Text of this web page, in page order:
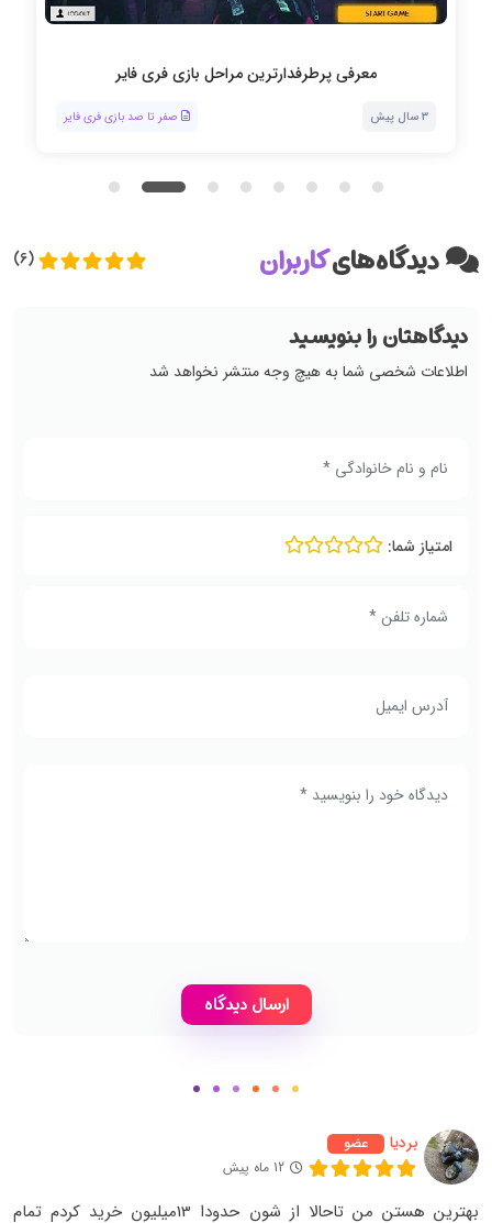
معرفی پرطرفدارترین مراحل بازی فری فایر
3 سال پیش صفر تا صد بازی فری فایر
دیدگاه‌هایکاربران (6)
دیدگاهتان را بنویسید
اطلاعات شخصی شما به هیچ وجه منتشر نخواهد شد
امتیاز شما:
بردیا
عضو
12 ماه پیش
بهترین هستن من تاحالا از شون حدودا 13میلیون خرید کردم تمام